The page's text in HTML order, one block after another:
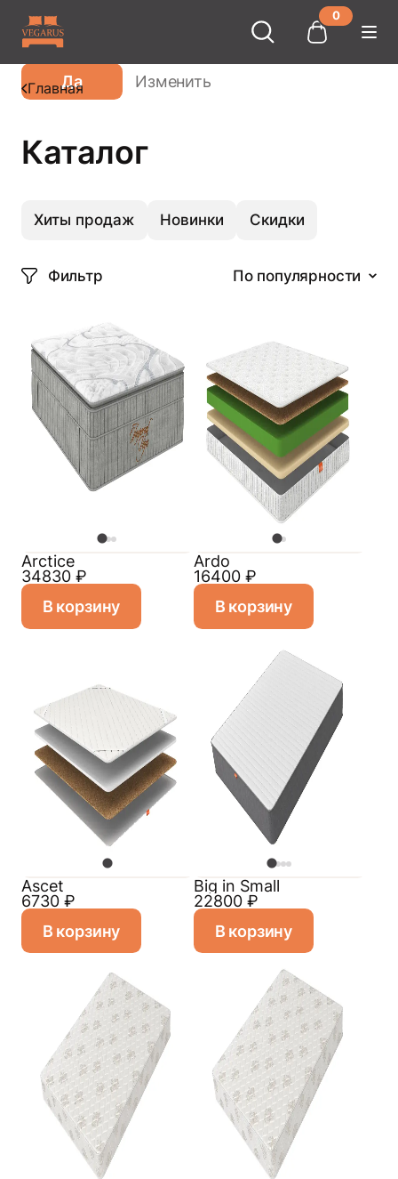
0
Ваш город
Да Изменить
Главная
Каталог
Хиты продаж Новинки Скидки
Фильтр По популярности
Arctice
34830 ₽
В корзину
Ardo
16400 ₽
В корзину
Ascet
6730 ₽
В корзину
Big in Small
22800 ₽
В корзину